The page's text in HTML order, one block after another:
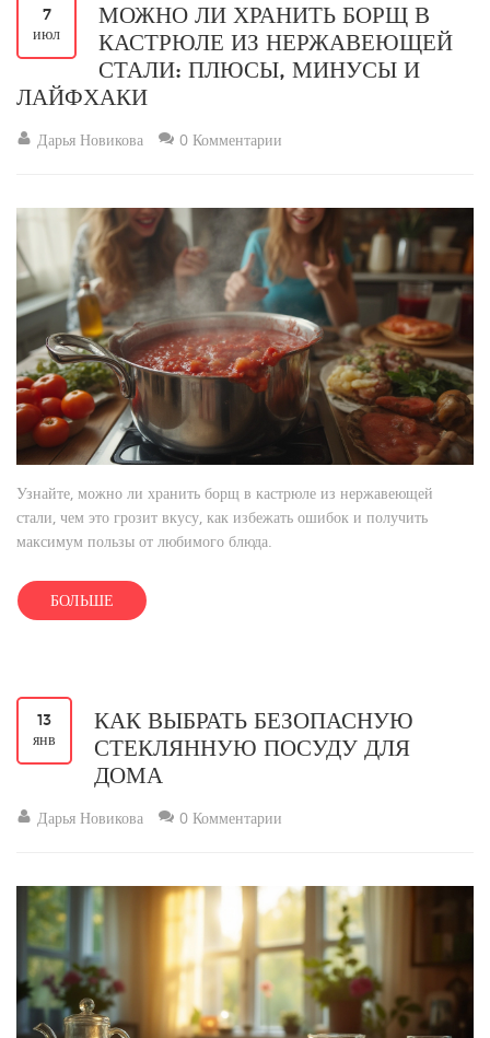
7
июл
МОЖНО ЛИ ХРАНИТЬ БОРЩ В
КАСТРЮЛЕ ИЗ НЕРЖАВЕЮЩЕЙ
СТАЛИ: ПЛЮСЫ, МИНУСЫ И
ЛАЙФХАКИ
Дарья Новикова 0 Комментарии
Узнайте, можно ли хранить борщ в кастрюле из нержавеющей
стали, чем это грозит вкусу, как избежать ошибок и получить
максимум пользы от любимого блюда.
БОЛЬШЕ
13
янв
КАК ВЫБРАТЬ БЕЗОПАСНУЮ
СТЕКЛЯННУЮ ПОСУДУ ДЛЯ
ДОМА
Дарья Новикова 0 Комментарии